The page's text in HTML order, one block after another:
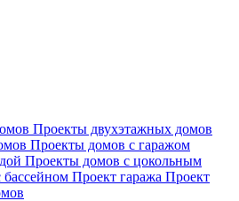
Проекты двухэтажных домов
Проекты домов с гаражом
Проекты домов с цокольным
Проект гаража Проект